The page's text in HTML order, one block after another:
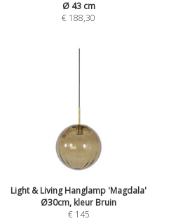
Ø 43 cm
€ 188,30
Light & Living Hanglamp 'Magdala'
Ø30cm, kleur Bruin
€ 145